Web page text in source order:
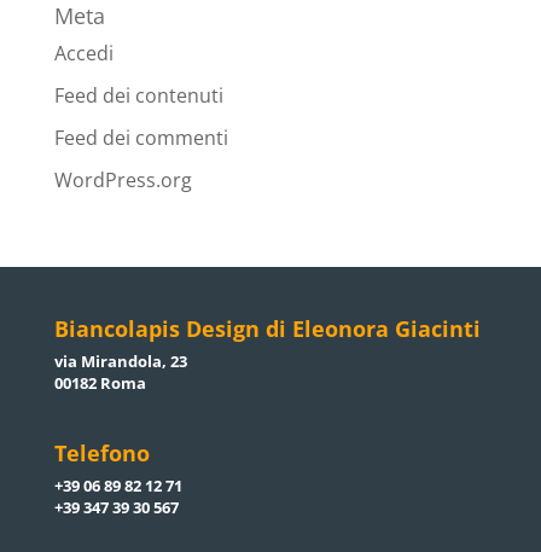
Meta
Accedi
Feed dei contenuti
Feed dei commenti
WordPress.org
Biancolapis Design di Eleonora Giacinti
via Mirandola, 23
00182 Roma
Telefono
+39 06 89 82 12 71
+39 347 39 30 567